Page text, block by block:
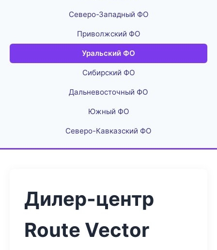
Северо-Западный ФО
Приволжский ФО
Уральский ФО
Сибирский ФО
Дальневосточный ФО
Южный ФО
Северо-Кавказский ФО
Дилер-центр
Route Vector